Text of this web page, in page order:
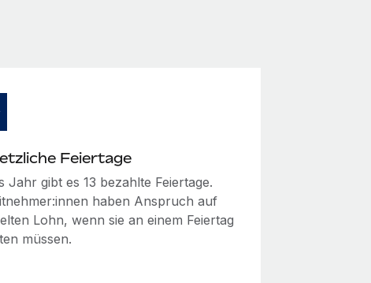
Feiertage
Jahr gibt es 13 bezahlte Feiertage.
haben Anspruch auf
Lohn, wenn sie an einem Feiertag
müssen.